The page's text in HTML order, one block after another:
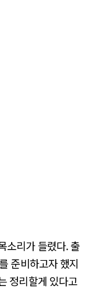
소리가 들렸다. 출
준비하고자 했지
정리할게 있다고